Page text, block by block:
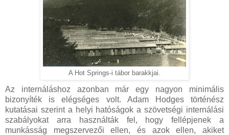
A Hot Springs-i tábor barakkjai.
Az internáláshoz azonban már egy nagyon minimális
bizonyíték is elégséges volt. Adam Hodges történész
kutatásai szerint a helyi hatóságok a szövetségi internálási
szabályokat arra használták fel, hogy fellépjenek a
munkásság megszervezői ellen, és azok ellen, akiket